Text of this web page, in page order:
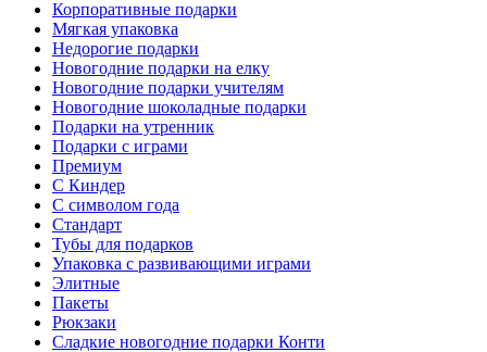
Корпоративные подарки
Мягкая упаковка
Недорогие подарки
Новогодние подарки на елку
Новогодние подарки учителям
Новогодние шоколадные подарки
Подарки на утренник
Подарки с играми
Премиум
С Киндер
С символом года
Стандарт
Тубы для подарков
Упаковка с развивающими играми
Элитные
Пакеты
Рюкзаки
Сладкие новогодние подарки Конти